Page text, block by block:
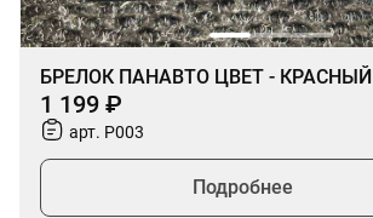
БРЕЛОК ПАНАВТО ЦВЕТ - КРАСНЫЙ
1 199 ₽
арт. P003
Подробнее